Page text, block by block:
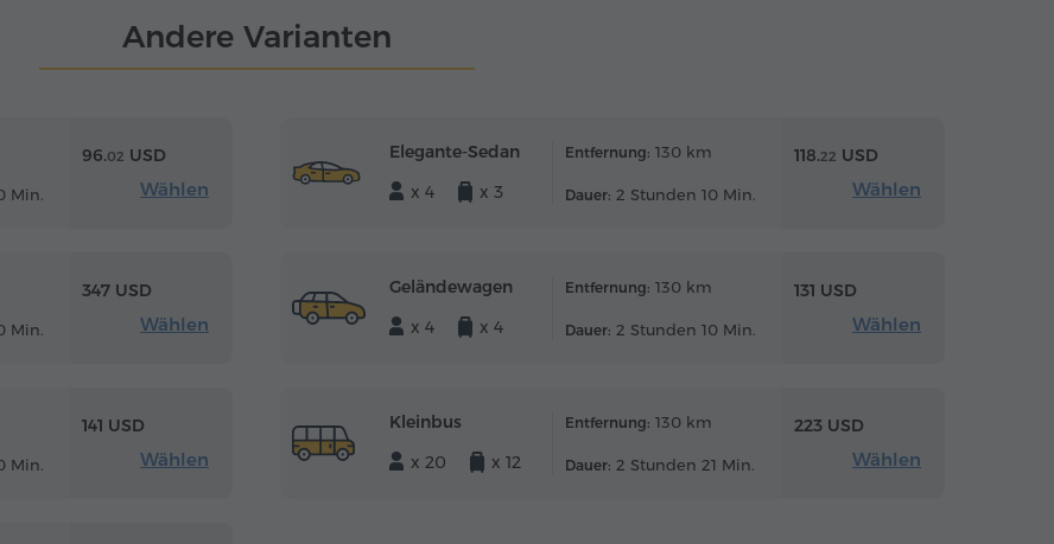
Andere Varianten
Min.
96.02 USD
Wählen
Elegante-Sedan
x 4
x 3
Entfernung: 130 km
Dauer: 2 Stunden 10 Min.
118.22 USD
Wählen
Min.
347 USD
Wählen
Geländewagen
x 4
x 4
Entfernung: 130 km
Dauer: 2 Stunden 10 Min.
131 USD
Wählen
Min.
141 USD
Wählen
Kleinbus
x 20
x 12
Entfernung: 130 km
Dauer: 2 Stunden 21 Min.
223 USD
Wählen